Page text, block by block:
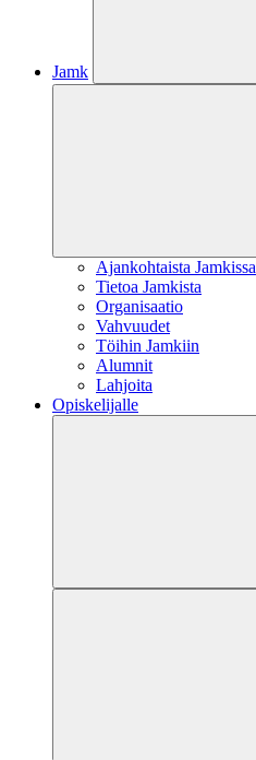
Jamk
Ajankohtaista Jamkissa
Tietoa Jamkista
Organisaatio
Vahvuudet
Töihin Jamkiin
Alumnit
Lahjoita
Opiskelijalle